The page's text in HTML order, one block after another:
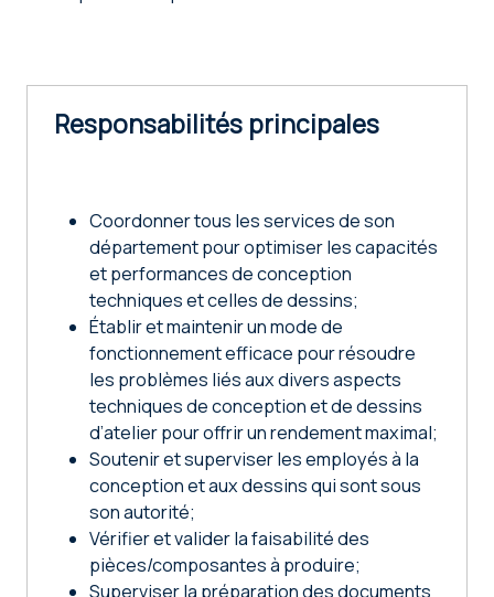
Responsabilités principales
Coordonner tous les services de son
département pour optimiser les capacités
et performances de conception
techniques et celles de dessins;
Établir et maintenir un mode de
fonctionnement efficace pour résoudre
les problèmes liés aux divers aspects
techniques de conception et de dessins
d’atelier pour offrir un rendement maximal;
Soutenir et superviser les employés à la
conception et aux dessins qui sont sous
son autorité;
Vérifier et valider la faisabilité des
pièces/composantes à produire;
Superviser la préparation des documents